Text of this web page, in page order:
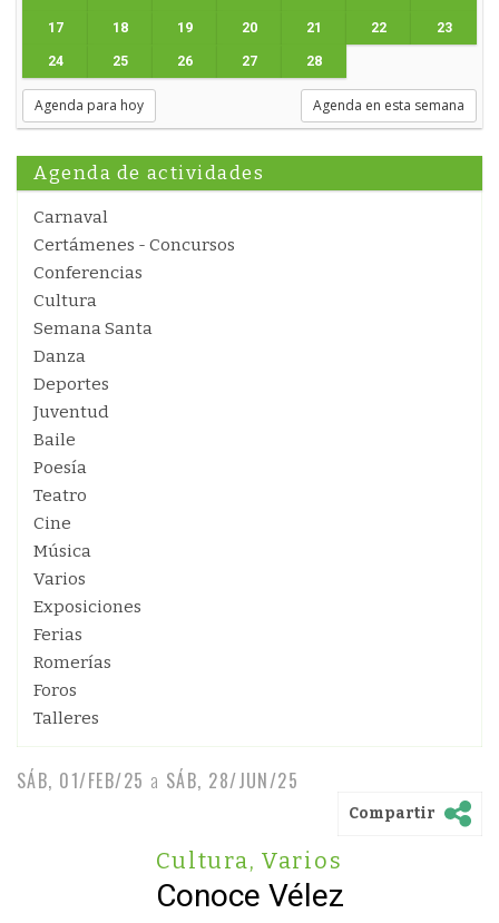
17 18 19 20 21 22 23
24 25 26 27 28
Agenda para hoy Agenda en esta semana
Agenda de actividades
Carnaval
Certámenes - Concursos
Conferencias
Cultura
Semana Santa
Danza
Deportes
Juventud
Baile
Poesía
Teatro
Cine
Música
Varios
Exposiciones
Ferias
Romerías
Foros
Talleres
SÁB, 01/FEB/25 a SÁB, 28/JUN/25
Compartir
Cultura, Varios
Conoce Vélez